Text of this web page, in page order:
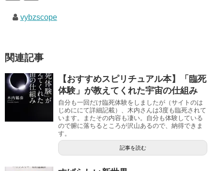
vybzscope
関連記事
【おすすめスピリチュアル本】「臨死
体験」が教えてくれた宇宙の仕組み
自分も一回だけ臨死体験をしましたが（サイトのは
じめににて詳細記載）、木内さんは3度も臨死されて
います。またその内容も凄い。自分も体験している
ので腑に落ちるところが沢山あるので、納得できま
す。
記事を読む